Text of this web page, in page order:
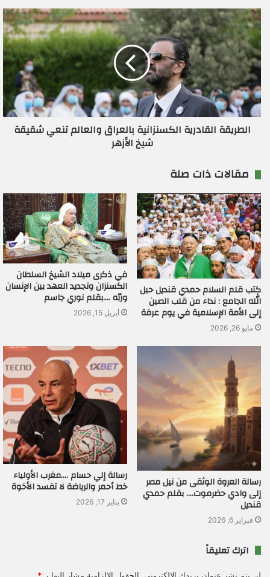
ي
الطريقة القادرية الكسنزانية بالعراق والعالم تنعي شقيقة
شيخ الأزهر
مقالات ذات صلة
كتب قلم السلام حمدي قنديل حبل
الله الجامع : نداء من قلب الصين
إلى الأمة الإسلامية في يوم عرفة
مايو 26, 2026
في ذكرى ميلاد الشيخ السلطان
الكسنزان وتجديد العهد بين الإنسان
وربّه ….بقلم نوري جاسم
أبريل 15, 2026
رسالة العروة الوثقى من نيل مصر
إلى وادي حضرموت…. بقلم حمدي
قنديل
فبراير 6, 2026
رسالة إلي حسام ….مغرب الأولياء
خط أحمر والرياضة لا تفسد الأخوة
يناير 17, 2026
اترك تعليقاً
لن يتم نشر عنوان بريدك الإلكتروني. الحقول الإلزامية مشار إليها بـ *